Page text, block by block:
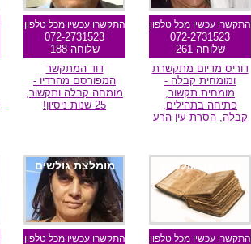
התקשרו עכשיו מכל טלפון
072-2731523
שלוחה 261
דוריס מדיום מתקשרת
ומומחית קבלה -
מומחית תקשור,
פתיחה בתהילים,
קבלה, הסרת עין הרע
התקשרו עכשיו מכל טלפון
072-2731523
שלוחה 188
דוד המתקשר
המפורסם מהרדיו -
מומחה קבלה ותקשור,
25 שנות ניסיון!
מומלצת גולשים
התקשרו עכשיו מכל טלפון
מומלצת גולשים
התקשרו עכשיו מכל טלפון